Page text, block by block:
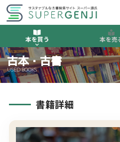
本を買う 本を売
古本・古書
USED BOOKS
書籍詳細